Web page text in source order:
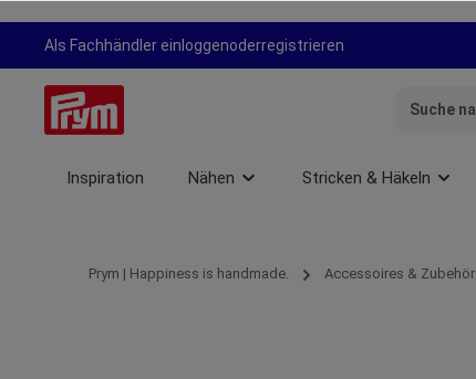
Zur Hauptnavigation springen
Als Fachhändler einloggenoderregistrieren
Inspiration Nähen Stricken & Häkeln
Prym | Happiness is handmade. Accessoires & Zubehör